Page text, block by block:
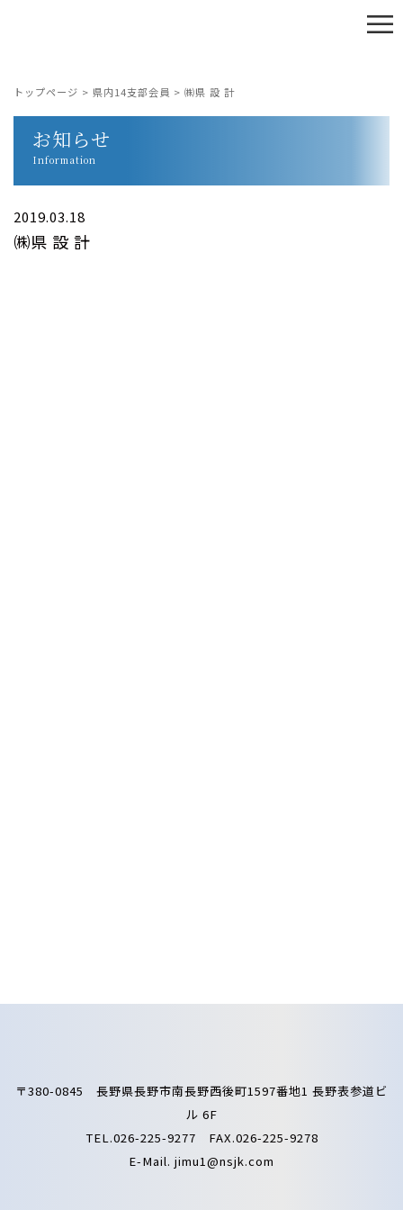
≡
トップページ > 県内14支部会員 > ㈱県 設 計
お知らせ
Information
2019.03.18
㈱県 設 計
〒380-0845 長野県長野市南長野西後町1597番地1 長野表参道ビ
ル 6F
TEL.026-225-9277 FAX.026-225-9278
E-Mail. jimu1@nsjk.com